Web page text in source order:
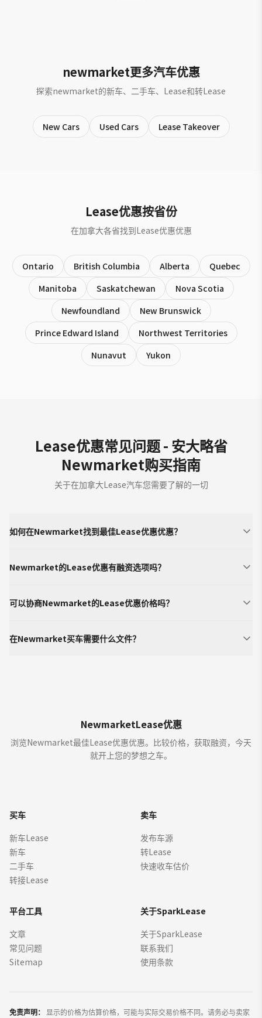
newmarket更多汽车优惠
探索newmarket的新车、二手车、Lease和转Lease
New Cars Used Cars Lease Takeover
Lease优惠按省份
在加拿大各省找到Lease优惠优惠
Ontario British Columbia Alberta
Quebec
Manitoba
Saskatchewan
Nova Scotia
Newfoundland
New Brunswick
Prince Edward Island
Northwest Territories
Nunavut
Yukon
Lease优惠常见问题 - 安大略省
Newmarket购买指南
关于在加拿大Lease汽车您需要了解的一切
如何在Newmarket找到最佳Lease优惠优惠？
Newmarket的Lease优惠有融资选项吗？
可以协商Newmarket的Lease优惠价格吗？
在Newmarket买车需要什么文件？
NewmarketLease优惠
浏览Newmarket最佳Lease优惠优惠。比较价格，获取融资，今天
就开上您的梦想之车。
买车
新车Lease
新车
二手车
转接Lease
卖车
发布车源
转Lease
快速收车估价
平台工具
文章
常见问题
Sitemap
关于SparkLease
关于SparkLease
联系我们
使用条款
免责声明： 显示的价格为估算价格，可能与实际交易价格不同。请务必与卖家